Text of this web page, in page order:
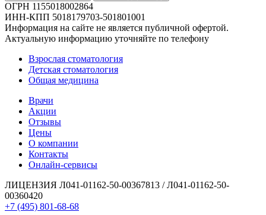
ОГРН 1155018002864
ИНН-КПП 5018179703-501801001
Информация на сайте не является публичной офертой.
Актуальную информацию уточняйте по телефону
Взрослая стоматология
Детская стоматология
Общая медицина
Врачи
Акции
Отзывы
Цены
О компании
Контакты
Онлайн-сервисы
ЛИЦЕНЗИЯ Л041-01162-50-00367813 / Л041-01162-50-
00360420
+7 (495) 801-68-68